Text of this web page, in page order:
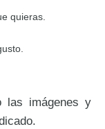
quieras.
las imágenes y